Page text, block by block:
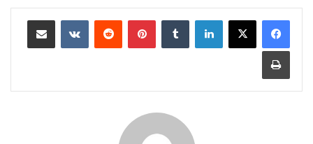
لينكدإن بينتيريست مشاركة عبر البريد
طباعة